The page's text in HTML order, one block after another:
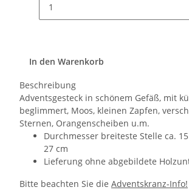
In den Warenkorb
Beschreibung
Adventsgesteck in schönem Gefäß, mit
beglimmert, Moos, kleinen Zapfen,
Sternen, Orangenscheiben u.m.
Durchmesser breiteste Stelle ca.
27 cm
Lieferung ohne abgebildete
Bitte beachten Sie die Adventskranz-Info!